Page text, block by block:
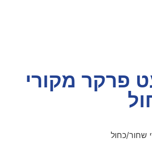
פרקר מקורי
שחור/כחול